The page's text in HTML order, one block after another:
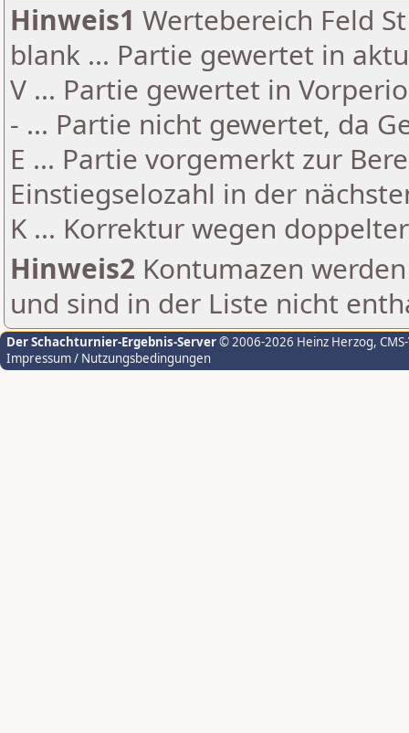
Hinweis1 Wertebereich Feld
blank ... Partie gewertet in
V ... Partie gewertet in
- ... Partie nicht gewertet, da
E ... Partie vorgemerkt zur
Einstiegselozahl in der
K ... Korrektur wegen
Hinweis2 Kontumazen
und sind in der Liste nicht
Der Schachturnier-Ergebnis-Server© 2006-2026 Heinz Herzog,
Impressum / Nutzungsbedingungen